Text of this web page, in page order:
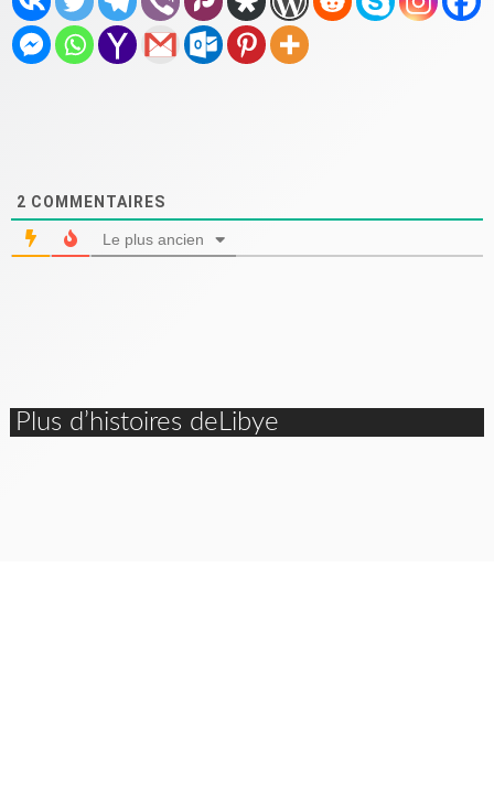
2 COMMENTAIRES
Le plus ancien
Plus d’histoires deLibye